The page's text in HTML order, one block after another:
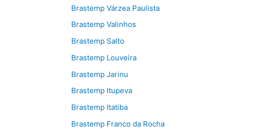
Brastemp Várzea Paulista
Brastemp Valinhos
Brastemp Salto
Brastemp Louveira
Brastemp Jarinu
Brastemp Itupeva
Brastemp Itatiba
Brastemp Franco da Rocha